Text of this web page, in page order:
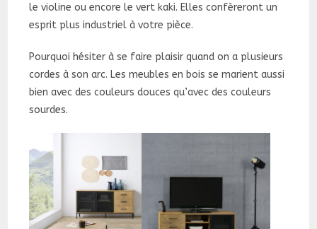
le violine ou encore le vert kaki. Elles confèreront un
esprit plus industriel à votre pièce.
Pourquoi hésiter à se faire plaisir quand on a plusieurs
cordes à son arc. Les meubles en bois se marient aussi
bien avec des couleurs douces qu’avec des couleurs
sourdes.